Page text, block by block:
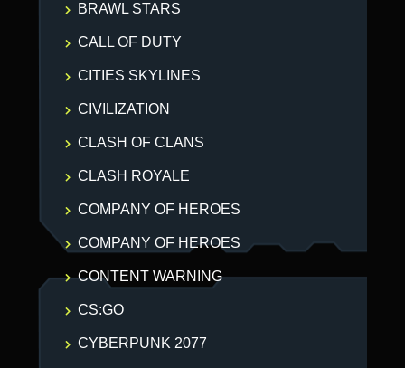
BRAWL STARS
CALL OF DUTY
CITIES SKYLINES
CIVILIZATION
CLASH OF CLANS
CLASH ROYALE
COMPANY OF HEROES
COMPANY OF HEROES
CONTENT WARNING
CS:GO
CYBERPUNK 2077